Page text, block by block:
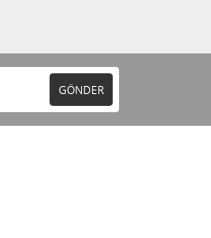
GÖNDER